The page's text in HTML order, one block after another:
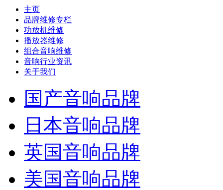
主页
品牌维修专栏
功放机维修
播放器维修
组合音响维修
音响行业资讯
关于我们
国产音响品牌
日本音响品牌
英国音响品牌
美国音响品牌